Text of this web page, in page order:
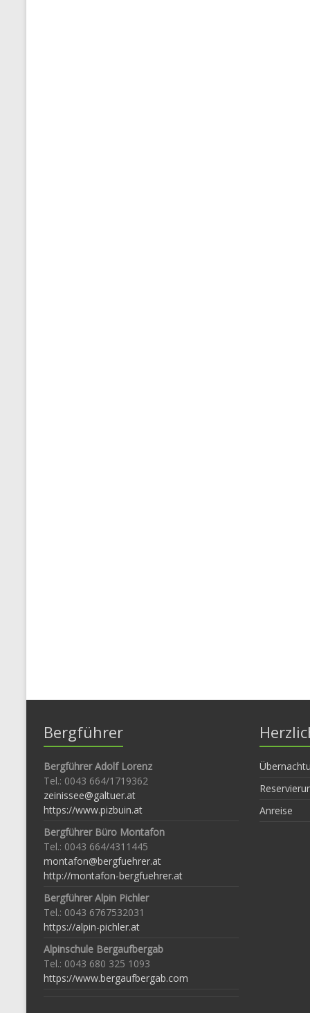
Bergführer
Bergführer Adolf Lorenz
Tel.: 0043 664/1719362
zeinissee@galtuer.at
https://www.pizbuin.at
Bergführer Büro Montafon
Tel.: 0043 664/4311445
montafon@bergfuehrer.at
http://montafon-bergfuehrer.at
Bergführer Alpin Pichler
Tel.: 0043 6767532031
https://alpin-pichler.at
Alpinschule Bergaufbergab
Tel.: 0043 680 325 1093
https://www.bergaufbergab.com
Anreise